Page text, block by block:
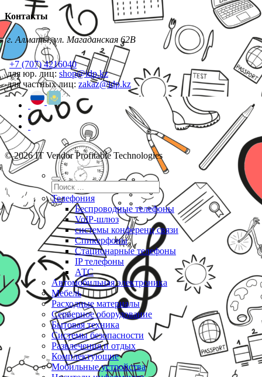
Контакты
г. Алматы, ул. Магаданская 62В
+7 (707) 4216040
для юр. лиц: shop@idp.kz
для частных лиц: zakaz@idp.kz
© 2026 IT Vendor Profitable Technologies
Телефония
Беспроводные телефоны
VoIP-шлюз
системы конференц связи
Спикерфоны
Стационарные телефоны
IP телефоны
АТС
Автомобильная электроника
Мебель
Расходные материалы
Серверное оборудование
Бытовая техника
Системы безопасности
Развлечения и отдых
Комплектующие
Мобильные устройства